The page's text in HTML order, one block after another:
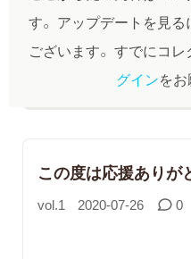
す。 アップデートを見
ございます。 すでにコレ
グインをお
この度は応援ありが
vol.1 2020-07-26 0